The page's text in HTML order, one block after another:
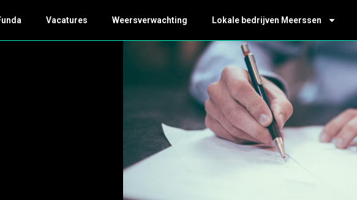
Vacatures Weersverwachting Lokale bedrijven Meerssen